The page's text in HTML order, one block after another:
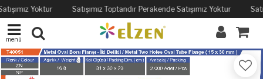
Yoktur Satışımız Toptandır Perakende Satışımız Yoktur
menü